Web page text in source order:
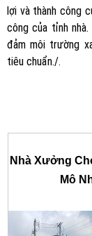
lợi và thành công
công của tỉnh
đảm môi trường
tiêu chuẩn./.
Nhà Xưởng
Mô